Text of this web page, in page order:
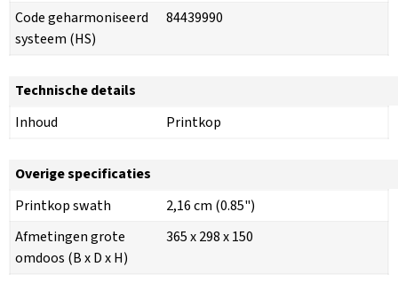
Code geharmoniseerd
systeem (HS)
84439990
Technische details
Inhoud
Printkop
Overige specificaties
Printkop swath
2,16 cm (0.85")
Afmetingen grote
omdoos (B x D x H)
365 x 298 x 150